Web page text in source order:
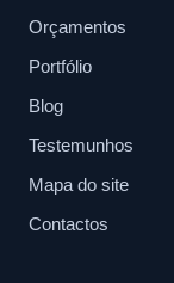
Orçamentos
Portfólio
Blog
Testemunhos
Mapa do site
Contactos